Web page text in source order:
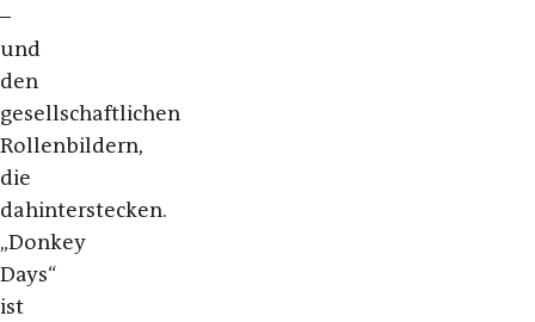
–
und
den
gesellschaftlichen
Rollenbildern,
die
dahinterstecken.
„Donkey
Days“
ist